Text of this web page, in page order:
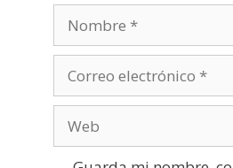
electrónico